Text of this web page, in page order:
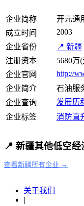
企业简称 开元通
成立时间
2003
企业省份
📍 新疆
注册资本
5680万
企业官网
http://
企业简介
石油服
企业查询
发展历
企业标签 消防直
📍 新疆其他低空经
查看新疆所有企业 →
关于我们
|